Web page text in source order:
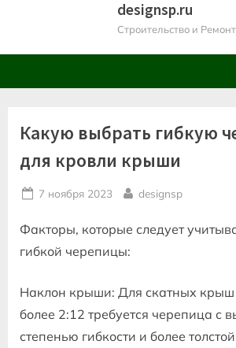
designsp.ru
Строительство и Ремонт
Какую выбрать гибкую
для кровли крыши
Posted
7 ноября 2023 By
designsp
Факторы, которые следует
гибкой черепицы:
Наклон крыши: Для скатных крыш
более 2:12 требуется черепица с
степенью гибкости и более